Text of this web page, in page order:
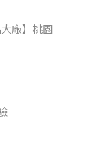
廠】桃園